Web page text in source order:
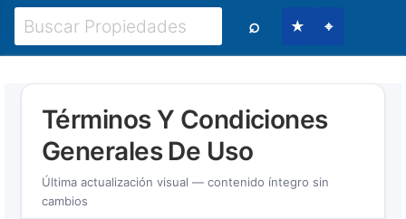
⌕ ★ ⌖
Términos Y Condiciones
Generales De Uso
Última actualización visual — contenido íntegro sin
cambios